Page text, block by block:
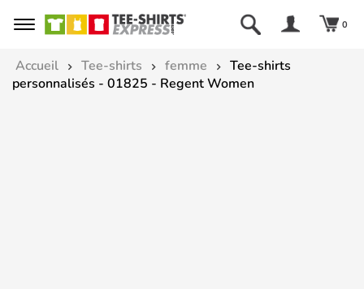
0
Accueil Tee-shirts femme
Tee-shirts
personnalisés - 01825 - Regent Women